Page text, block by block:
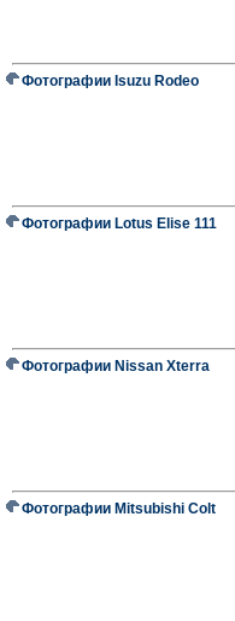
Фотографии Isuzu Rodeo
Фотографии Lotus Elise 111
Фотографии Nissan Xterra
Фотографии Mitsubishi Colt